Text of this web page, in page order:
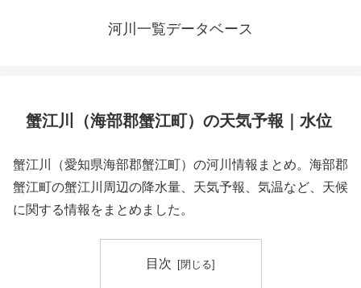
河川一覧データベース
蟹江川（海部郡蟹江町）の天気予報｜水位
蟹江川（愛知県海部郡蟹江町）の河川情報まとめ。海部郡
蟹江町の蟹江川周辺の降水量、天気予報、気温など、天候
に関する情報をまとめました。
目次